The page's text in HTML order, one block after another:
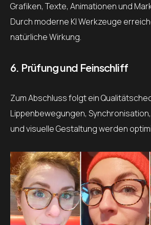
Grafiken, Texte, Animationen und
Durch moderne KI Werkzeuge
natürliche Wirkung.
6. Prüfung und Feinschliff
Zum Abschluss folgt ein
Lippenbewegungen,
und visuelle Gestaltung werden